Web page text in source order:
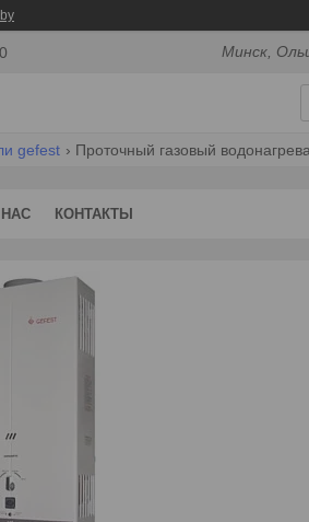
Минск,
gefest Проточный газовый
КОНТАКТЫ